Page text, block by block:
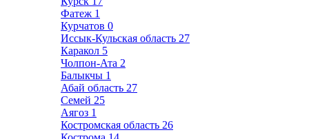
Фатеж 1
Курчатов 0
Иссык-Кульская область 27
Каракол 5
Чолпон-Ата 2
Балыкчы 1
Абай область 27
Семей 25
Аягоз 1
Костромская область 26